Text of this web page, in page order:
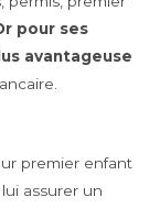
pour ses
avantageuse
premier enfant
assurer un